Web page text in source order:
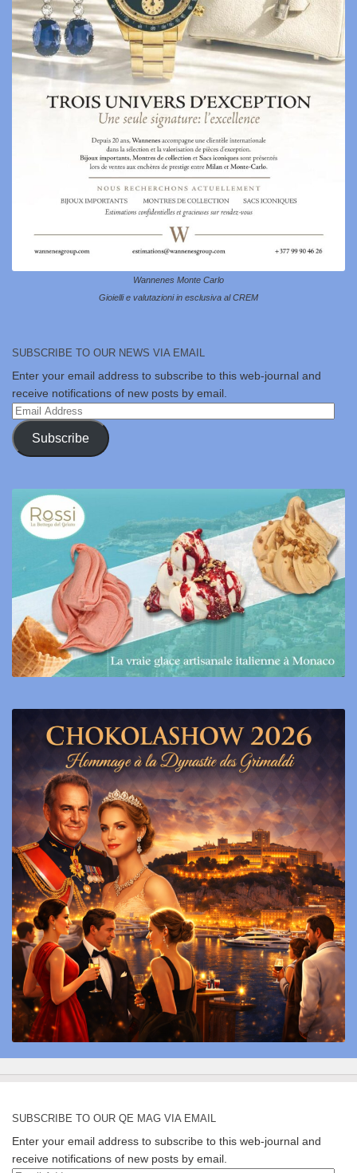
Wannenes Monte Carlo
Gioielli e valutazioni in esclusiva al CREM
SUBSCRIBE TO OUR NEWS VIA EMAIL
Enter your email address to subscribe to this web-journal and
receive notifications of new posts by email.
Email
Address
Subscribe
SUBSCRIBE TO OUR QE MAG VIA EMAIL
Enter your email address to subscribe to this web-journal and
receive notifications of new posts by email.